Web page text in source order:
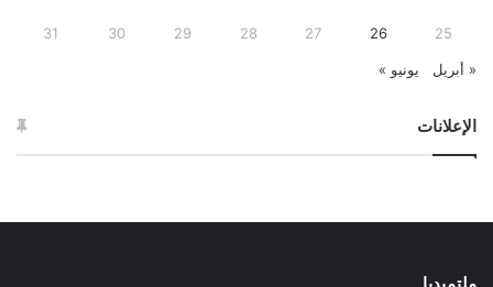
25
26
27
28
29
30
31
« أبريل يونيو »
الإعلانات